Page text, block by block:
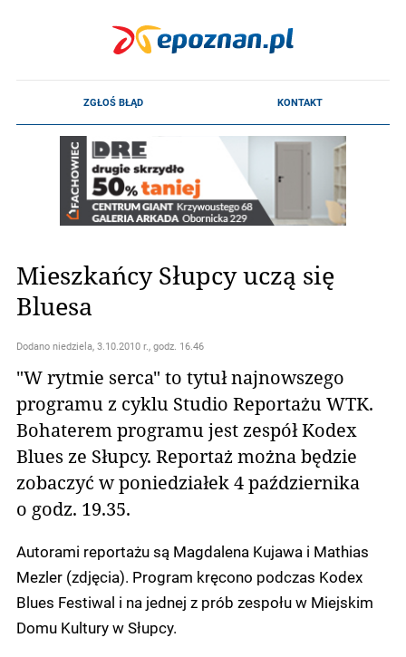
Mieszkańcy Słupcy uczą się
Bluesa
Dodano niedziela, 3.10.2010 r., godz. 16.46
"W rytmie serca" to tytuł najnowszego
programu z cyklu Studio Reportażu WTK.
Bohaterem programu jest zespół Kodex
Blues ze Słupcy. Reportaż można będzie
zobaczyć w poniedziałek 4 października
o godz. 19.35.
Autorami reportażu są Magdalena Kujawa i Mathias
Mezler (zdjęcia). Program kręcono podczas Kodex
Blues Festiwal i na jednej z prób zespołu w Miejskim
Domu Kultury w Słupcy.